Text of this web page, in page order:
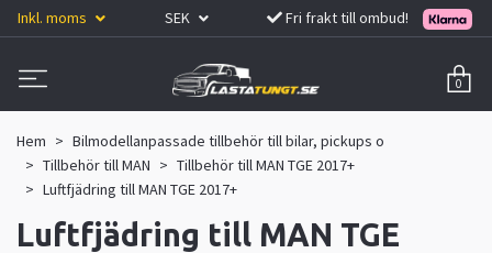
Inkl. moms SEK Fri frakt till ombud!
0
Hem
Bilmodellanpassade tillbehör till bilar, pickups o
Tillbehör till MAN
Tillbehör till MAN TGE 2017+
Luftfjädring till MAN TGE 2017+
Luftfjädring till MAN TGE